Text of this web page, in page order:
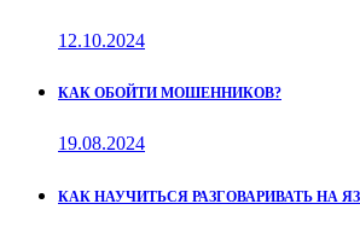
12.10.2024
КАК ОБОЙТИ МОШЕННИКОВ?
19.08.2024
КАК НАУЧИТЬСЯ РАЗГОВАРИВАТЬ НА